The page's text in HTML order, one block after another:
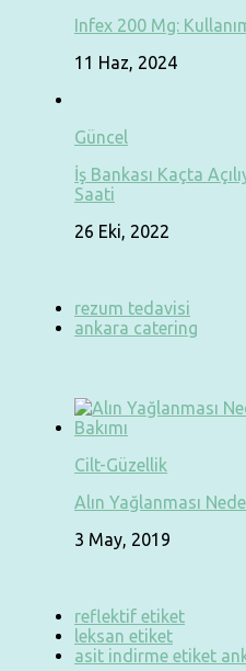
Infex 200 Mg:
11 Haz, 2024
Güncel
İş Bankası Kaçta
Saati
26 Eki, 2022
rezum tedavisi
ankara catering
Cilt-Güzellik
Alın Yağlanması
3 May, 2019
reflektif etiket
leksan etiket
asit indirme etiket